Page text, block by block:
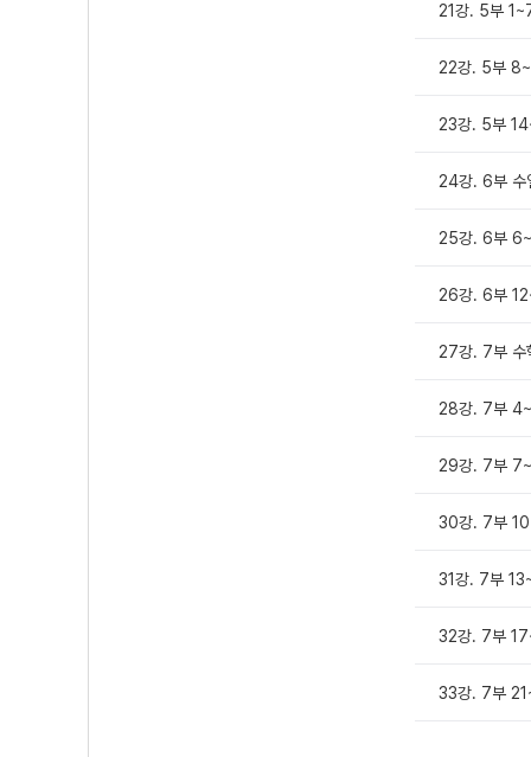
21강. 5부
22강. 5부
23강. 5부
24강. 6부 수
25강. 6부
26강. 6부
27강. 7부 수
28강. 7부
29강. 7부
30강. 7부
31강. 7부
32강. 7부
33강. 7부